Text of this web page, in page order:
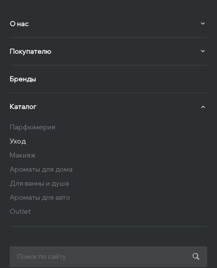
О нас
Покупателю
Бренды
Каталог
Парфюмерия
Уход
Макияж
Ароматы для дома
Для ванны и душа
Ароматы для авто
Outlet